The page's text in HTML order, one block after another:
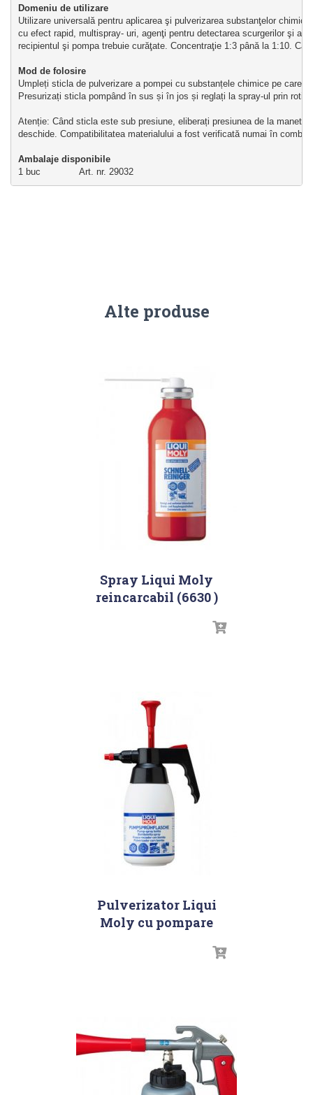
Domeniu de utilizare
Utilizare universală pentru aplicarea şi pulverizarea substanţelor
cu efect rapid, multispray- uri, agenţi pentru detectarea scurgerilor şi
recipientul şi pompa trebuie curăţate. Concentraţie 1:3 până la 1:10.
Mod de folosire
Umpleți sticla de pulverizare a pompei cu substanțele chimice pe care
Presurizați sticla pompând în sus și în jos și reglați la spray-ul prin
Atenție: Când sticla este sub presiune, eliberați presiunea de la
deschide. Compatibilitatea materialului a fost verificată numai în
Ambalaje disponibile
1 buc              Art. nr. 29032
Alte produse
Spray Liqui Moly
reincarcabil (6630 )
Pulverizator Liqui
Moly cu pompare